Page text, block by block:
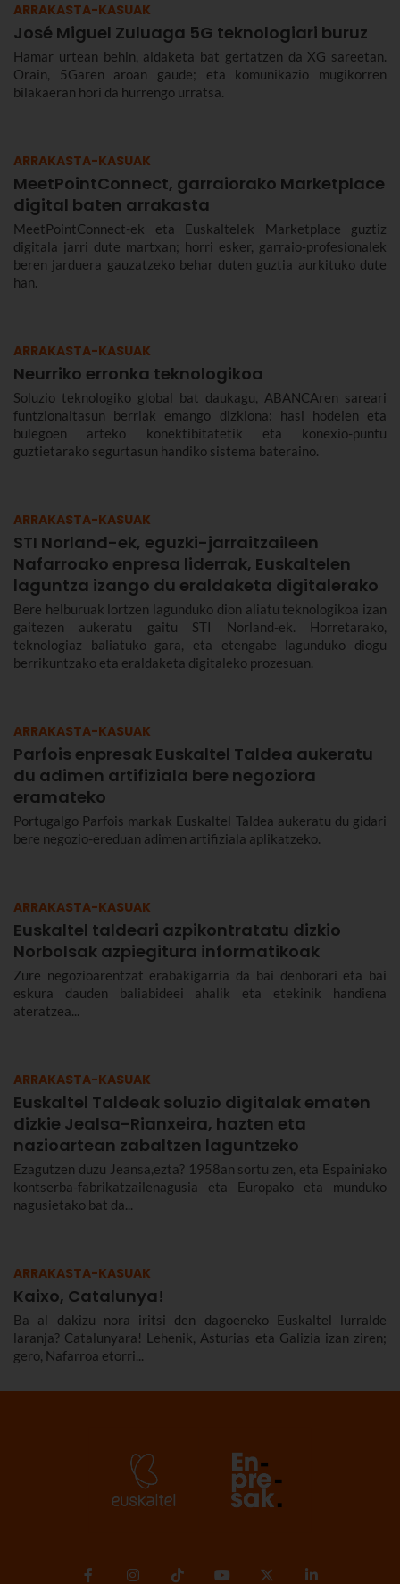
ARRAKASTA-KASUAK
José Miguel Zuluaga 5G teknologiari buruz
Hamar urtean behin, aldaketa bat gertatzen da XG sareetan.
Orain, 5Garen aroan gaude; eta komunikazio mugikorren
bilakaeran hori da hurrengo urratsa.
ARRAKASTA-KASUAK
MeetPointConnect, garraiorako Marketplace
digital baten arrakasta
MeetPointConnect-ek eta Euskaltelek Marketplace guztiz
digitala jarri dute martxan; horri esker, garraio-profesionalek
beren jarduera gauzatzeko behar duten guztia aurkituko dute
han.
ARRAKASTA-KASUAK
Neurriko erronka teknologikoa
Soluzio teknologiko global bat daukagu, ABANCAren sareari
funtzionaltasun berriak emango dizkiona: hasi hodeien eta
bulegoen arteko konektibitatetik eta konexio-puntu
guztietarako segurtasun handiko sistema bateraino.
ARRAKASTA-KASUAK
STI Norland-ek, eguzki-jarraitzaileen
Nafarroako enpresa liderrak, Euskaltelen
laguntza izango du eraldaketa digitalerako
Bere helburuak lortzen lagunduko dion aliatu teknologikoa izan
gaitezen aukeratu gaitu STI Norland-ek. Horretarako,
teknologiaz baliatuko gara, eta etengabe lagunduko diogu
berrikuntzako eta eraldaketa digitaleko prozesuan.
ARRAKASTA-KASUAK
Parfois enpresak Euskaltel Taldea aukeratu
du adimen artifiziala bere negoziora
eramateko
Portugalgo Parfois markak Euskaltel Taldea aukeratu du gidari
bere negozio-ereduan adimen artifiziala aplikatzeko.
ARRAKASTA-KASUAK
Euskaltel taldeari azpikontratatu dizkio
Norbolsak azpiegitura informatikoak
Zure negozioarentzat erabakigarria da bai denborari eta bai
eskura dauden baliabideei ahalik eta etekinik handiena
ateratzea...
ARRAKASTA-KASUAK
Euskaltel Taldeak soluzio digitalak ematen
dizkie Jealsa-Rianxeira, hazten eta
nazioartean zabaltzen laguntzeko
Ezagutzen duzu Jeansa,ezta? 1958an sortu zen, eta Espainiako
kontserba-fabrikatzailenagusia eta Europako eta munduko
nagusietako bat da...
ARRAKASTA-KASUAK
Kaixo, Catalunya!
Ba al dakizu nora iritsi den dagoeneko Euskaltel lurralde
laranja? Catalunyara! Lehenik, Asturias eta Galizia izan ziren;
gero, Nafarroa etorri...